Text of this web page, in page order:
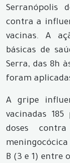
Serranópolis
contra a
vacinas. A
básicas de
Serra, das 8h
foram
A gripe
vacinadas
doses
B (3 e 1) entre